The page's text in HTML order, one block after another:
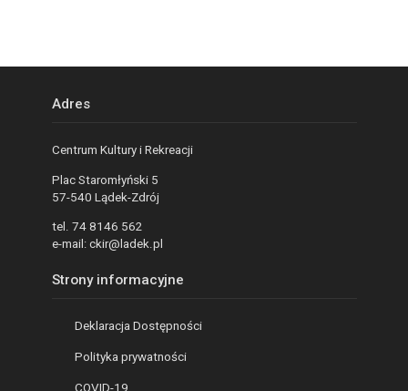
Adres
Centrum Kultury i Rekreacji
Plac Staromłyński 5
57-540 Lądek-Zdrój
tel. 74 8146 562
e-mail: ckir@ladek.pl
Strony informacyjne
Deklaracja Dostępności
Polityka prywatności
COVID-19